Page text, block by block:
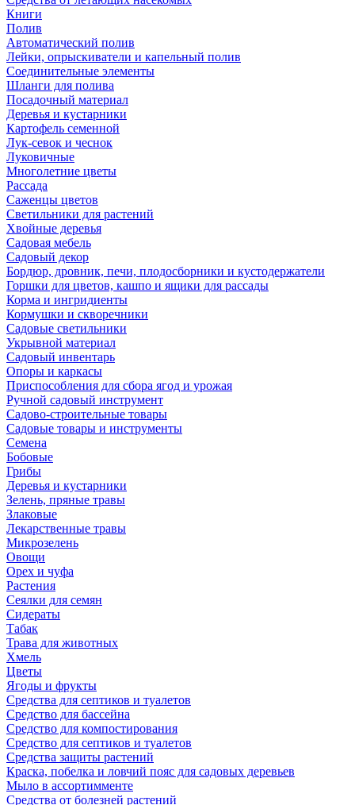
Книги
Полив
Автоматический полив
Лейки, опрыскиватели и капельный полив
Соединительные элементы
Шланги для полива
Посадочный материал
Деревья и кустарники
Картофель семенной
Лук-севок и чеснок
Луковичные
Многолетние цветы
Рассада
Саженцы цветов
Светильники для растений
Хвойные деревья
Садовая мебель
Садовый декор
Бордюр, дровник, печи, плодосборники и кустодержатели
Горшки для цветов, кашпо и ящики для рассады
Корма и ингридиенты
Кормушки и скворечники
Садовые светильники
Укрывной материал
Садовый инвентарь
Опоры и каркасы
Приспособления для сбора ягод и урожая
Ручной садовый инструмент
Садово-строительные товары
Садовые товары и инструменты
Семена
Бобовые
Грибы
Деревья и кустарники
Зелень, пряные травы
Злаковые
Лекарственные травы
Микрозелень
Овощи
Орех и чуфа
Растения
Сеялки для семян
Сидераты
Табак
Трава для животных
Хмель
Цветы
Ягоды и фрукты
Средства для септиков и туалетов
Средство для бассейна
Средство для компостирования
Средство для септиков и туалетов
Средства защиты растений
Краска, побелка и ловчий пояс для садовых деревьев
Мыло в ассортимменте
Средства от болезней растений